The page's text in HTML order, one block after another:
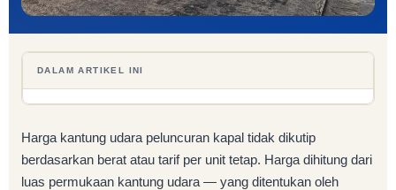
DALAM ARTIKEL INI
Harga kantung udara peluncuran kapal tidak dikutip
berdasarkan berat atau tarif per unit tetap. Harga dihitung dari
luas permukaan kantung udara — yang ditentukan oleh